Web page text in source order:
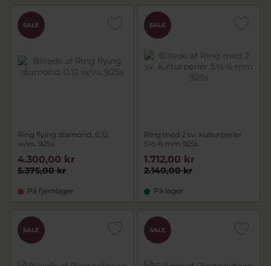
SALE
Ring flying diamond, 0,12
w/vs. 925s
5.375,00 kr
4.300,00 kr
På fjernlager
SALE
Ring med 2 sv. kulturperler
5½-6 mm 925s
2.140,00 kr
1.712,00 kr
På lager
SALE SALE